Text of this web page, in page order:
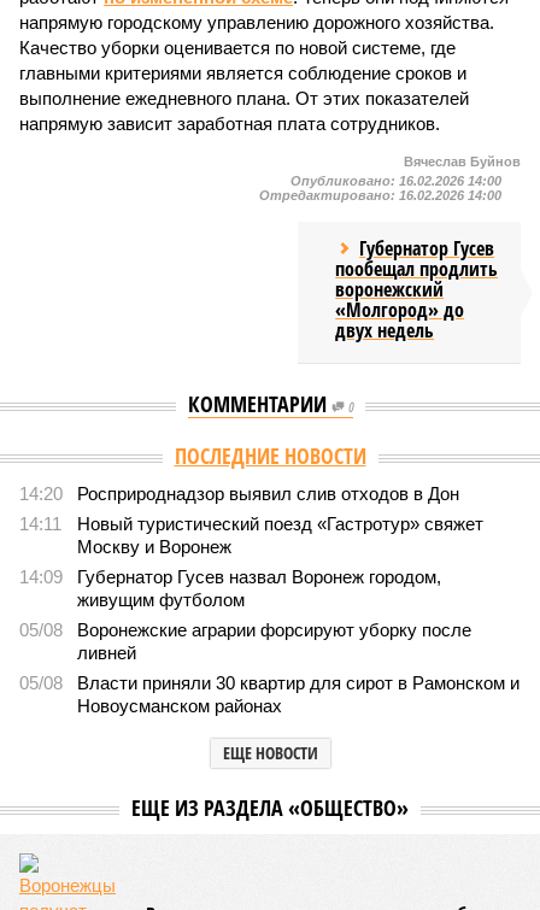
напрямую городскому управлению дорожного хозяйства.
Качество уборки оценивается по новой системе, где
главными критериями является соблюдение сроков и
выполнение ежедневного плана. От этих показателей
напрямую зависит заработная плата сотрудников.
Вячеслав Буйнов
Опубликовано: 16.02.2026 14:00
Отредактировано: 16.02.2026 14:00
Губернатор Гусев
пообещал продлить
воронежский
«Молгород» до
двух недель
КОММЕНТАРИИ 0
ПОСЛЕДНИЕ НОВОСТИ
14:20
Росприроднадзор выявил слив отходов в Дон
14:11
Новый туристический поезд «Гастротур» свяжет
Москву и Воронеж
14:09
Губернатор Гусев назвал Воронеж городом,
живущим футболом
05/08
Воронежские аграрии форсируют уборку после
ливней
05/08
Власти приняли 30 квартир для сирот в Рамонском и
Новоусманском районах
ЕЩЕ НОВОСТИ
ЕЩЕ ИЗ РАЗДЕЛА «ОБЩЕСТВО»